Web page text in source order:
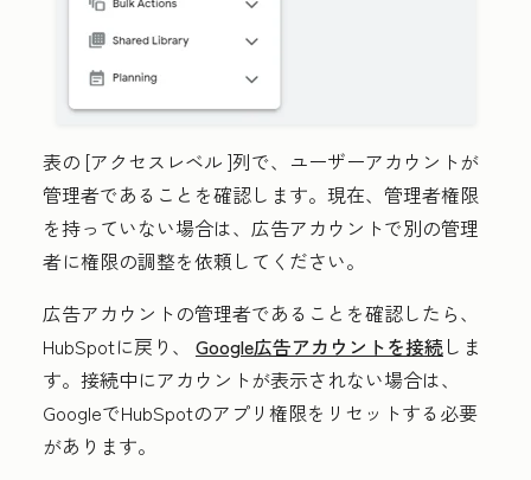
表の [アクセスレベル ]列で、ユーザーアカウントが
管理者であることを確認します。現在、管理者権限
を持っていない場合は、広告アカウントで別の管理
者に権限の調整を依頼してください。
広告アカウントの管理者であることを確認したら、
HubSpotに戻り、 Google広告アカウントを接続しま
す。接続中にアカウントが表示されない場合は、
GoogleでHubSpotのアプリ権限をリセットする必要
があります。